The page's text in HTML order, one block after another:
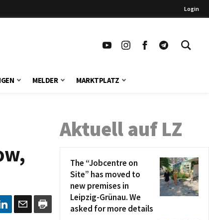
Login
MELDER MARKTPLATZ
Aktuell auf LZ
The “Jobcentre on
Site” has moved to
new premises in
Leipzig-Grünau. We
asked for more details